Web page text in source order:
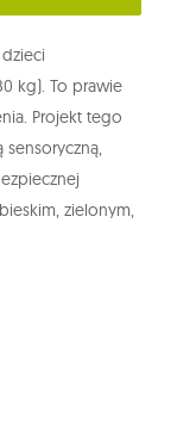
kg). To prawie
Projekt tego
sensoryczną,
zielonym,